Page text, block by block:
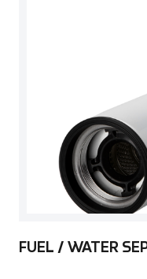
FUEL / WATER